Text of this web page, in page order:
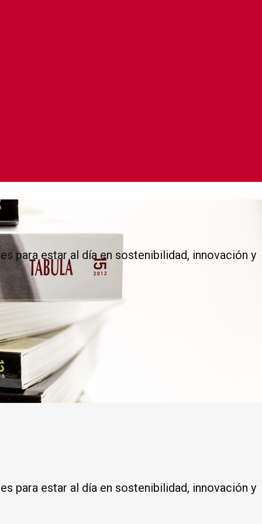
para estar al día en sostenibilidad, innovación y
para estar al día en sostenibilidad, innovación y